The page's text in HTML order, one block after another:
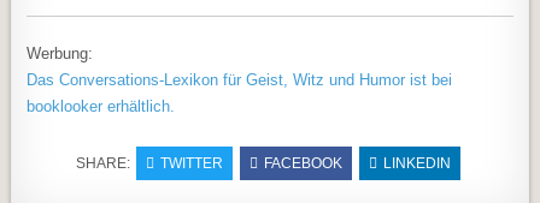
Werbung:
Das Conversations-Lexikon für Geist, Witz und Humor ist bei
booklooker erhältlich.
SHARE: TWITTER FACEBOOK LINKEDIN